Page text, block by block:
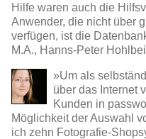
Hilfe waren auch die
Anwender, die nicht über
verfügen, ist die
M.A., Hanns-Peter
»Um als
über das Internet
Kunden in
Möglichkeit der Auswahl
ich zehn Fotografie-